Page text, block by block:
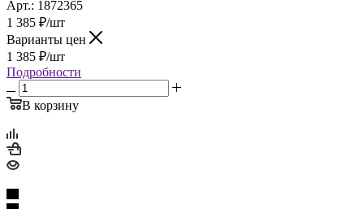
Арт.: 1872365
1 385 ₽/шт
Варианты цен
1 385 ₽/шт
Подробности
В корзину